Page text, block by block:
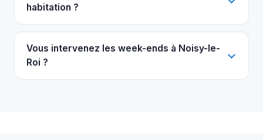
habitation ?
Vous intervenez les week-ends à Noisy-le-
Roi ?